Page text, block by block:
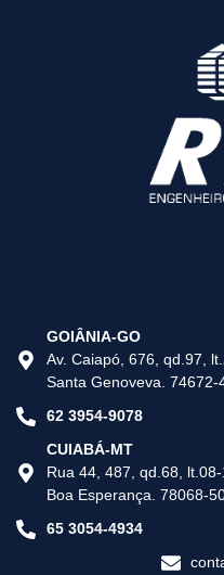
GOIÂNIA-GO
Av. Caiapó, 676, qd.97,
Santa Genoveva. 74672-
62 3954-9078
CUIABÁ-MT
Rua 44, 487, qd.68,
Boa Esperança. 78068-
65 3054-4934